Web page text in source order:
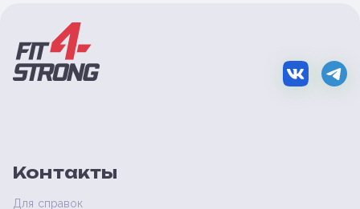
Контакты
Для справок